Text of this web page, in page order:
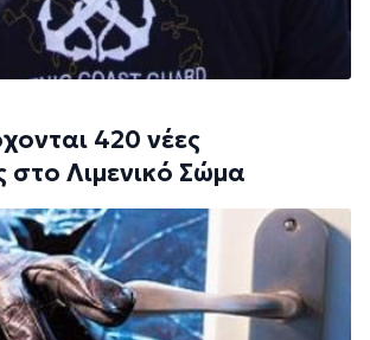
420 νέες
στο Λιμενικό Σώμα